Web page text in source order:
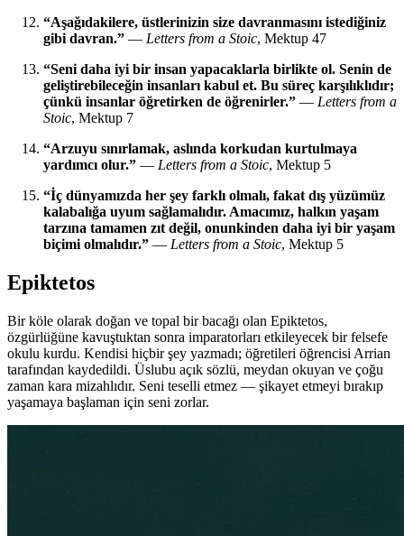
“Aşağıdakilere, üstlerinizin size davranmasını istediğiniz
gibi davran.” — Letters from a Stoic, Mektup 47
“Seni daha iyi bir insan yapacaklarla birlikte ol. Senin de
geliştirebileceğin insanları kabul et. Bu süreç karşılıklıdır;
çünkü insanlar öğretirken de öğrenirler.” — Letters from a
Stoic, Mektup 7
“Arzuyu sınırlamak, aslında korkudan kurtulmaya
yardımcı olur.” — Letters from a Stoic, Mektup 5
“İç dünyamızda her şey farklı olmalı, fakat dış yüzümüz
kalabalığa uyum sağlamalıdır. Amacımız, halkın yaşam
tarzına tamamen zıt değil, onunkinden daha iyi bir yaşam
biçimi olmalıdır.” — Letters from a Stoic, Mektup 5
Epiktetos
Bir köle olarak doğan ve topal bir bacağı olan Epiktetos,
özgürlüğüne kavuştuktan sonra imparatorları etkileyecek bir felsefe
okulu kurdu. Kendisi hiçbir şey yazmadı; öğretileri öğrencisi Arrian
tarafından kaydedildi. Üslubu açık sözlü, meydan okuyan ve çoğu
zaman kara mizahlıdır. Seni teselli etmez — şikayet etmeyi bırakıp
yaşamaya başlaman için seni zorlar.